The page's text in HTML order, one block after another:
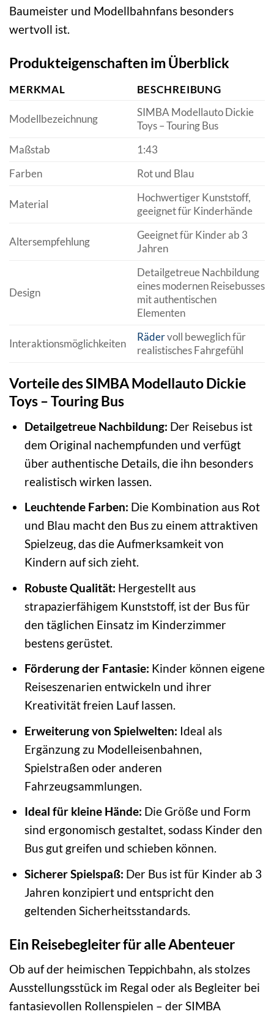
Baumeister und Modellbahnfans besonders
wertvoll ist.
Produkteigenschaften im Überblick
MERKMAL BESCHREIBUNG
Modellbezeichnung
SIMBA Modellauto Dickie
Toys – Touring Bus
Maßstab
1:43
Farben
Rot und Blau
Material
Hochwertiger Kunststoff,
geeignet für Kinderhände
Altersempfehlung
Geeignet für Kinder ab 3
Jahren
Design
Detailgetreue Nachbildung
eines modernen Reisebusses
mit authentischen
Elementen
Interaktionsmöglichkeiten
Rädervoll beweglich für
realistisches Fahrgefühl
Vorteile des SIMBA Modellauto Dickie
Toys – Touring Bus
Detailgetreue Nachbildung: Der Reisebus ist
dem Original nachempfunden und verfügt
über authentische Details, die ihn besonders
realistisch wirken lassen.
Leuchtende Farben: Die Kombination aus Rot
und Blau macht den Bus zu einem attraktiven
Spielzeug, das die Aufmerksamkeit von
Kindern auf sich zieht.
Robuste Qualität: Hergestellt aus
strapazierfähigem Kunststoff, ist der Bus für
den täglichen Einsatz im Kinderzimmer
bestens gerüstet.
Förderung der Fantasie: Kinder können eigene
Reiseszenarien entwickeln und ihrer
Kreativität freien Lauf lassen.
Erweiterung von Spielwelten: Ideal als
Ergänzung zu Modelleisenbahnen,
Spielstraßen oder anderen
Fahrzeugsammlungen.
Ideal für kleine Hände: Die Größe und Form
sind ergonomisch gestaltet, sodass Kinder den
Bus gut greifen und schieben können.
Sicherer Spielspaß: Der Bus ist für Kinder ab 3
Jahren konzipiert und entspricht den
geltenden Sicherheitsstandards.
Ein Reisebegleiter für alle Abenteuer
Ob auf der heimischen Teppichbahn, als stolzes
Ausstellungsstück im Regal oder als Begleiter bei
fantasievollen Rollenspielen – der SIMBA